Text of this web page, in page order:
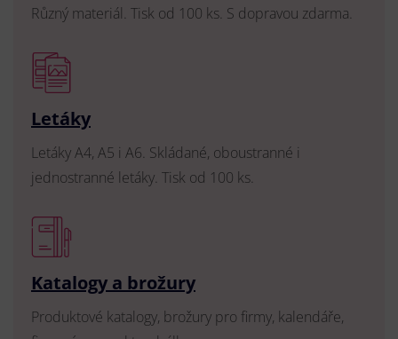
Různý materiál. Tisk od 100 ks. S dopravou zdarma.
Letáky
Letáky A4, A5 i A6. Skládané, oboustranné i
jednostranné letáky. Tisk od 100 ks.
Katalogy a brožury
Produktové katalogy, brožury pro firmy, kalendáře,